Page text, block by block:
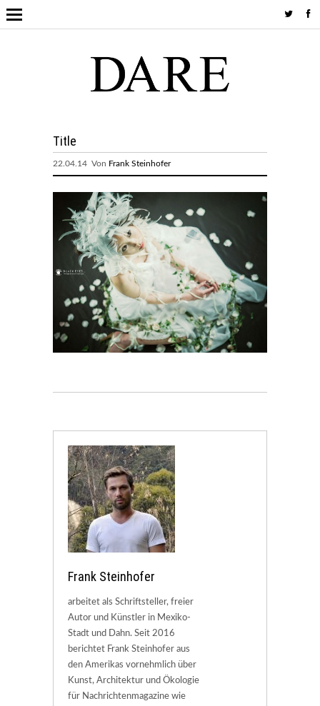
Title
22.04.14 Von Frank Steinhofer
Frank Steinhofer
arbeitet als Schriftsteller, freier
Autor und Künstler in Mexiko-
Stadt und Dahn. Seit 2016
berichtet Frank Steinhofer aus
den Amerikas vornehmlich über
Kunst, Architektur und Ökologie
für Nachrichtenmagazine wie